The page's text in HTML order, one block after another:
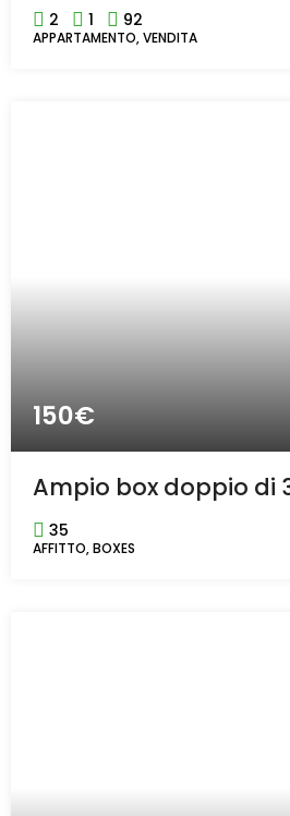
2 1 92
APPARTAMENTO, VENDITA
150€
35
AFFITTO, BOXES